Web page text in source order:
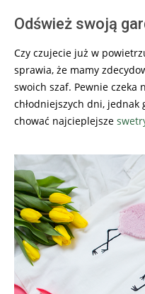
Odśwież swoją
Czy czujecie już w
sprawia, że mamy
swoich szaf. Pewnie czeka
chłodniejszych dni,
chować najcieplejsze